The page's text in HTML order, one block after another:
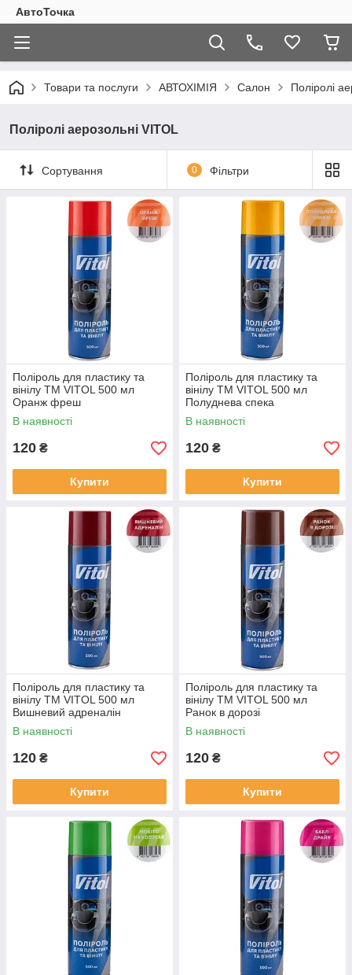
АвтоТочка
Товари та послуги АВТОХІМІЯ Салон Поліролі
Поліролі аерозольні VITOL
Сортування 0 Фільтри
Поліроль для пластику та
вінілу ТМ VITOL 500 мл
Оранж фреш
В наявності
120 ₴
Купити
Поліроль для пластику та
вінілу ТМ VITOL 500 мл
Полуднева спека
В наявності
120 ₴
Купити
Поліроль для пластику та
вінілу ТМ VITOL 500 мл
Вишневий адреналін
В наявності
120 ₴
Купити
Поліроль для пластику та
вінілу ТМ VITOL 500 мл
Ранок в дорозі
В наявності
120 ₴
Купити